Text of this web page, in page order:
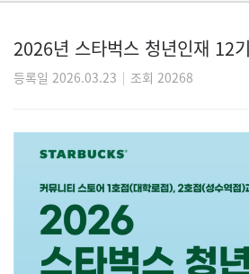
2026년 스타벅스 청년인재 12
등록일 2026.03.23 조회 20268